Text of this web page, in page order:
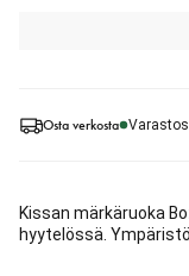
Osta verkosta
Kissan märkäruoka
hyytelössä.